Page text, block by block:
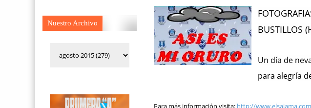
Nuestro Archivo
BUSTILLOS
Un día de
para alegría
Para más información visita: http://